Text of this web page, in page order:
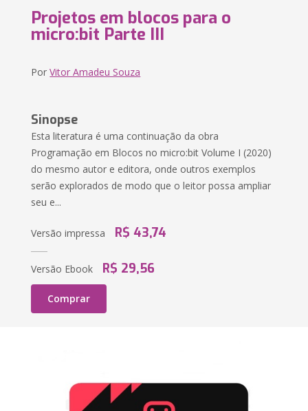
Projetos em blocos para o
micro:bit Parte III
PorVitor Amadeu Souza
Sinopse
Esta literatura é uma continuação da obra
Programação em Blocos no micro:bit Volume I (2020)
do mesmo autor e editora, onde outros exemplos
serão explorados de modo que o leitor possa ampliar
seu e...
Versão impressa R$ 43,74
Versão Ebook R$ 29,56
Comprar